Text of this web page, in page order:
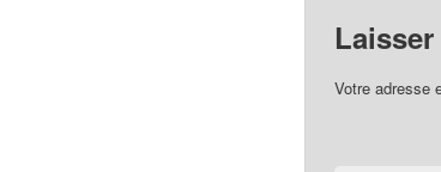
Votre adresse